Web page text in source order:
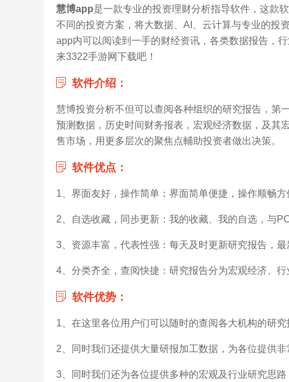
慧博app是一款专业的投资理财分析指导软件，这款
不同的投资方案，将大数据、AI、云计算与专业的投
app内可以阅读到一手的财经资讯，各类数据报告，
来3322手游网下载吧！
软件介绍：
慧博投资分析不但可以查阅各种组织的研究报告，第
预测数据，历史时间财务报表，宏观经济数据，及其
售市场，用更多层次的聚焦点輔助投资者做出决策。
软件优点：
1、界面友好，操作简单：界面简单便捷，操作顺畅
2、自选收藏，同步更新：我的收藏、我的自选，与
3、资源丰富，代表性强：每天及时更新研究报告，
4、分类齐全，查阅快捷：研究报告分为宏观经济、
软件优势：
1、在这里各位用户们可以随时的查阅各大机构的研
2、同时我们还提供大量研报加工数据，为各位提供非
3、同时我们还为各位提供多种的宏观及行业研究思